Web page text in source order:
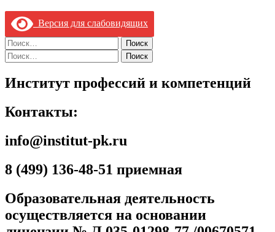
Версия для слабовидящих
Найти:
Найти:
Институт профессий и компетенций
Контакты:
info@institut-pk.ru
8 (499) 136-48-51 приемная
Образовательная деятельность
осуществляется на основании